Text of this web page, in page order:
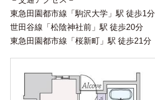
東急田園都市線「駒沢大学」駅 徒歩1分
世田谷線「松陰神社前」駅 徒歩20分
東急田園都市線「桜新町」駅 徒歩21分